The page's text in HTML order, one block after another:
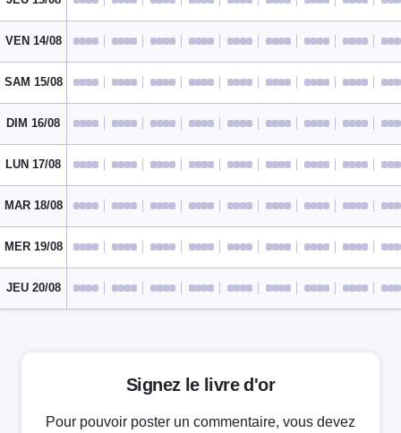
VEN 14/08
SAM 15/08
DIM 16/08
LUN 17/08
MAR 18/08
MER 19/08
JEU 20/08
Signez le livre d'or
Pour pouvoir poster un commentaire, vous devez